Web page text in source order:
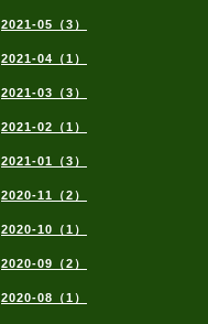
2021-05（3）
2021-04（1）
2021-03（3）
2021-02（1）
2021-01（3）
2020-11（2）
2020-10（1）
2020-09（2）
2020-08（1）